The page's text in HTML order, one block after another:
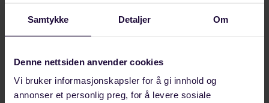
Samtykke Detaljer Om
Denne nettsiden anvender cookies
Vi bruker informasjonskapsler for å gi innhold og
annonser et personlig preg, for å levere sosiale
og fortsetter:
– Når de lykkes med det prosjektet så vil det ha
mye og si både for bedriften, men også for
klimaet og den generelle utviklingen her i
distriktet.